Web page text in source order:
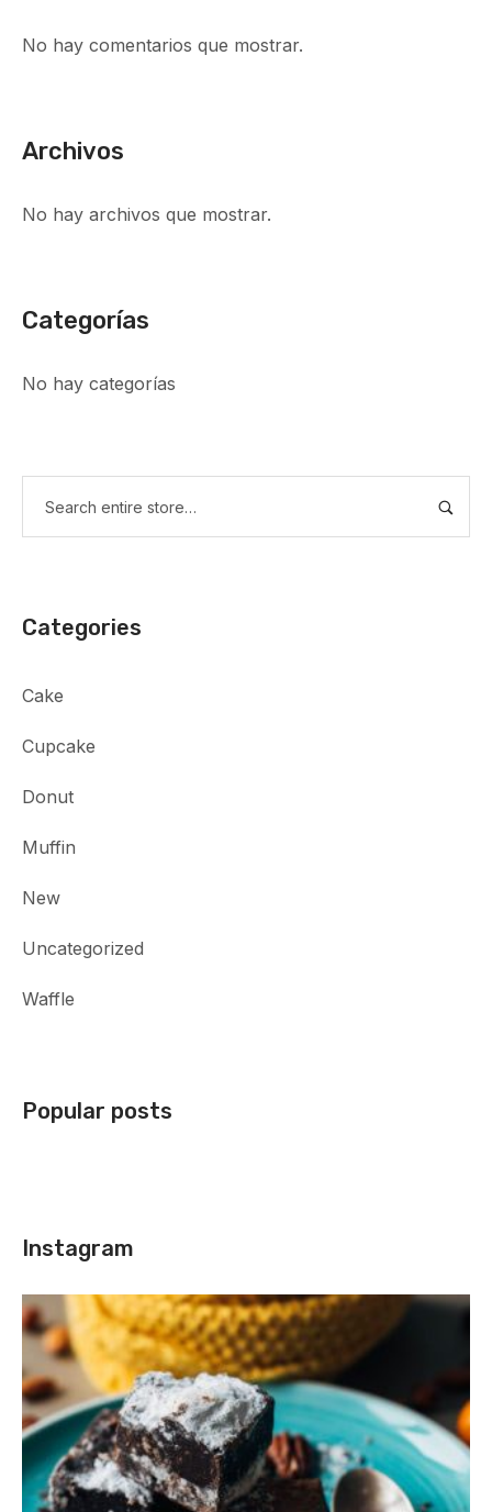
No hay comentarios que mostrar.
Archivos
No hay archivos que mostrar.
Categorías
No hay categorías
Categories
Cake
Cupcake
Donut
Muffin
New
Uncategorized
Waffle
Popular posts
Instagram